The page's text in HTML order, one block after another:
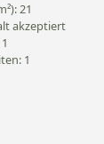
21
akzeptiert
1